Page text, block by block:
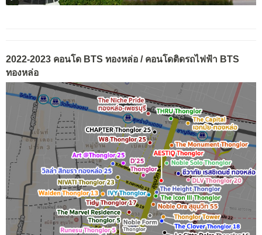
2022-2023 คอนโด BTS ทองหล่อ / คอนโดติดรถไฟฟ้า BTS
ทองหล่อ